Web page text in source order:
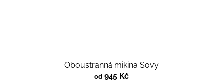
Oboustranná mikina Sovy
od 945 Kč